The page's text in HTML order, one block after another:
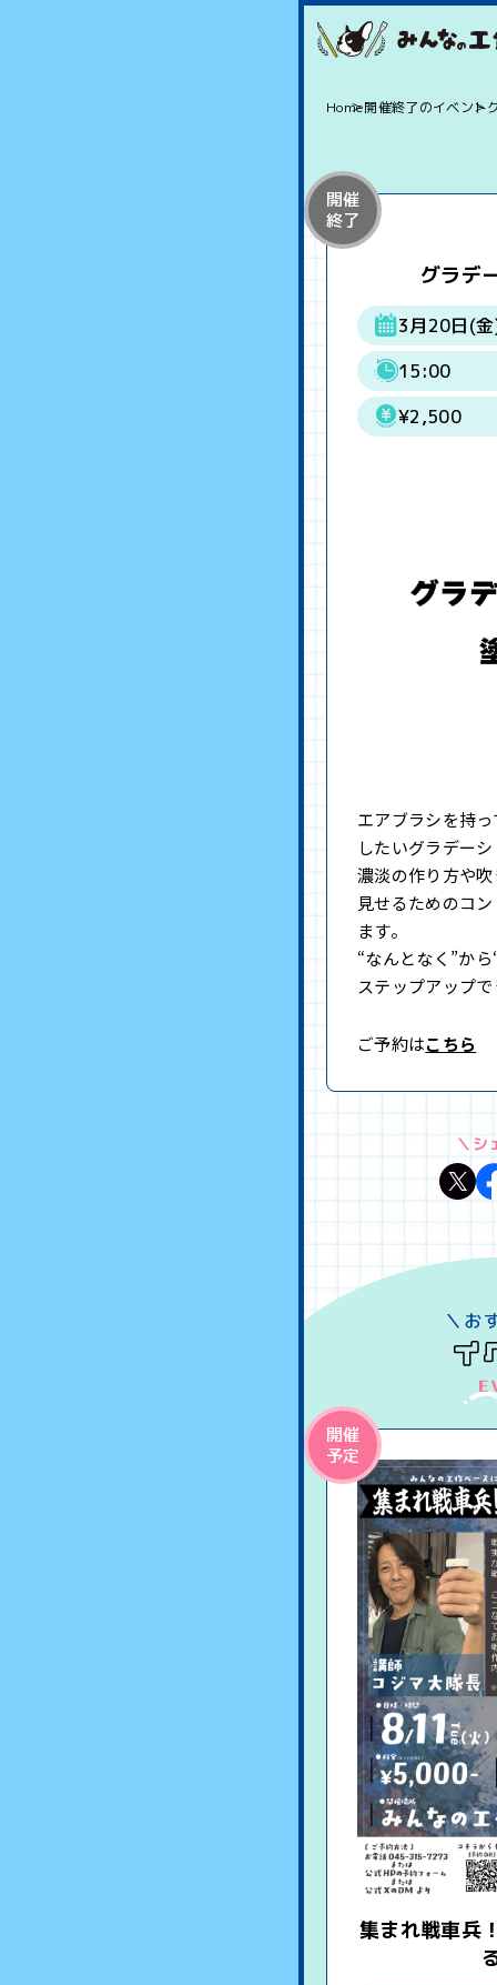
Home開催終了のイベント
開催
終了
グラデ
3月20日(
15:00
¥2,500
エアブラシを持
したいグラデー
濃淡の作り方や
見せるためのコ
ます。
“なんとなく”か
ステップアップ
ご予約はこちら
＼シ
開催
予定
集まれ戦車兵